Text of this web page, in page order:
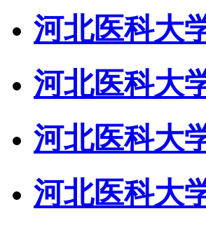
河北医科大
河北医科大
河北医科大
河北医科大